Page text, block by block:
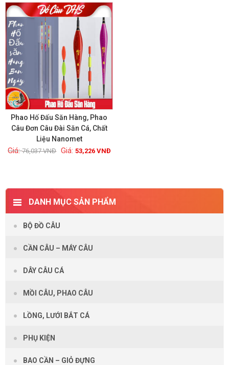
GIẢM GIÁ!
Xem chi tiết
Phao Hố Đấu Săn Hàng, Phao
Câu Đơn Câu Đài Săn Cá, Chất
Liệu Nanomet
76,037VNĐ 53,226VNĐ
DANH MỤC SẢN PHẨM
BỘ ĐỒ CÂU
CẦN CÂU – MÁY CÂU
DÂY CÂU CÁ
MỒI CÂU, PHAO CÂU
LỒNG, LƯỚI BẮT CÁ
PHỤ KIỆN
BAO CẦN – GIỎ ĐỰNG